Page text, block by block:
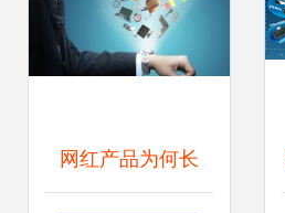
网红产品为何长